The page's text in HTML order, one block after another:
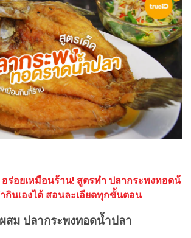
อร่อยเหมือนร้าน! สูตรทำ ปลากระพงทอดน้
กินเองได้ สอนละเอียดทุกขั้นตอน
สม ปลากระพงทอดน้ำปลา